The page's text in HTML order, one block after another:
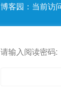
博客园 ：当前访
请输入阅读密码: